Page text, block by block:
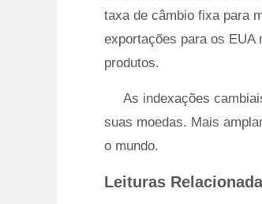
taxa de câmbio fixa para
exportações para os EUA
produtos.
As indexações
suas moedas. Mais
o mundo.
Leituras